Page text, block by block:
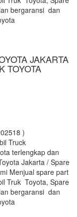
bergaransi dan
JAKARTA
TOYOTA
)
Truck
terlengkap dan
Jakarta / Spare
Menjual spare part
Truk Toyota, Spare
bergaransi dan